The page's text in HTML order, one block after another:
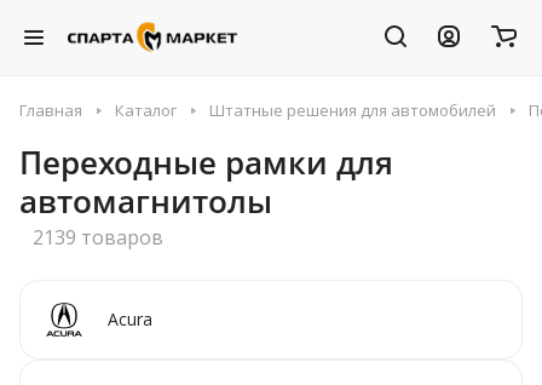
Главная Каталог Штатные решения для автомобилей
Переходные рамки для
автомагнитолы
2139 товаров
Acura